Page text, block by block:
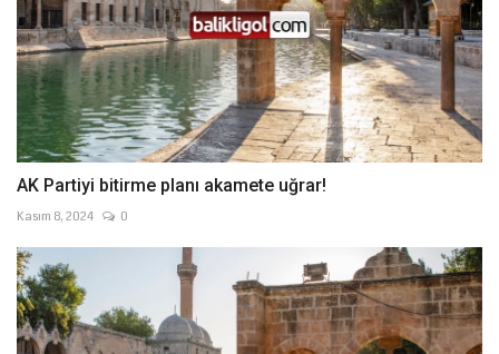
AK Partiyi bitirme planı akamete uğrar!
Kasım 8, 2024 0